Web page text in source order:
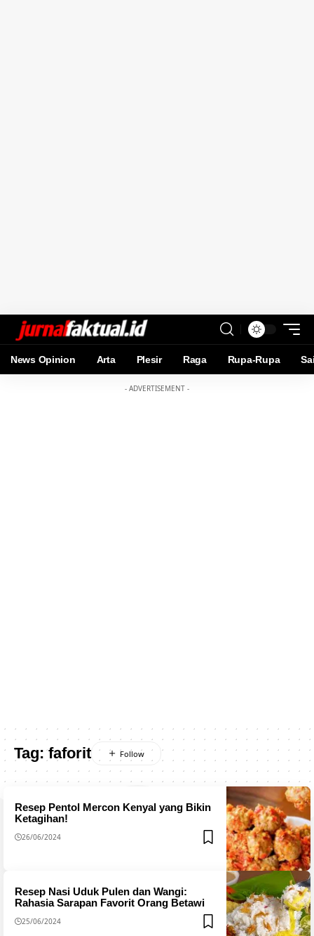
News Opinion Arta Plesir Raga Rupa-Rupa
- ADVERTISEMENT -
Tag:faforit
Resep Pentol Mercon Kenyal yang Bikin
Ketagihan!
26/06/2024
Resep Nasi Uduk Pulen dan Wangi:
Rahasia Sarapan Favorit Orang Betawi
25/06/2024